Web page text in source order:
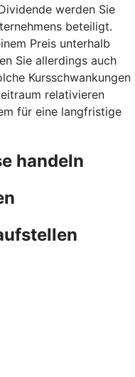
werden Sie
beteiligt.
Preis unterhalb
Sie allerdings auch
Kursschwankungen
relativieren
für eine langfristige
handeln